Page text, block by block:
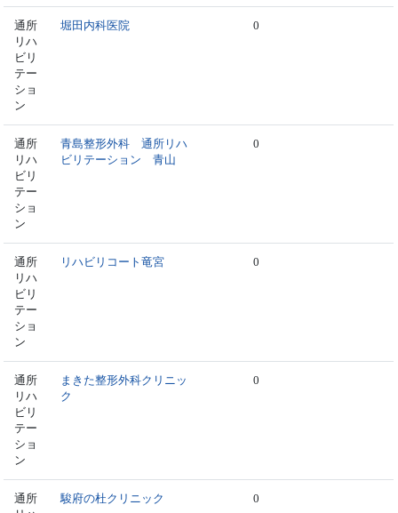
通所
リハ
ビリ
テー
ショ
ン
堀田内科医院 0
通所
リハ
ビリ
テー
ショ
ン
青島整形外科 通所リハ
ビリテーション 青山
0
通所
リハ
ビリ
テー
ショ
ン
リハビリコート竜宮 0
通所
リハ
ビリ
テー
ショ
ン
まきた整形外科クリニッ
ク
0
通所
駿府の杜クリニック 0